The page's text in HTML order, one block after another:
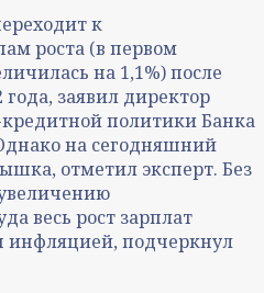
к
роста (в первом
на 1,1%) после
заявил директор
политики Банка
на сегодняшний
отметил эксперт. Без
весь рост зарплат
инфляцией, подчеркнул